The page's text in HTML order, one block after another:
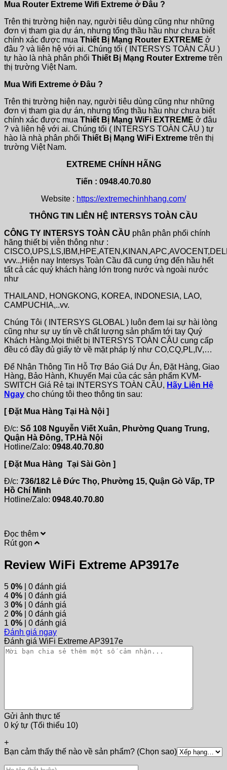
Mua Router Extreme Wifi Extreme ở Đâu ?
Trên thị trường hiện nay, người tiêu dùng cũng như những
đơn vị tham gia dự án, nhưng tổng thầu hầu như chưa biết
chính xác được mua Thiết Bị Mạng Router EXTREME ở
đâu ? và liên hệ với ai. Chúng tối ( INTERSYS TOÀN CẦU )
tự hào là nhà phân phối Thiết Bị Mạng Router Extreme trên
thị trường Việt Nam.
Mua Wifi Extreme ở Đâu ?
Trên thị trường hiện nay, người tiêu dùng cũng như những
đơn vị tham gia dự án, nhưng tổng thầu hầu như chưa biết
chính xác được mua Thiết Bị Mạng WiFi EXTREME ở đâu
? và liên hệ với ai. Chúng tối ( INTERSYS TOÀN CẦU ) tự
hào là nhà phân phối Thiết Bị Mạng WiFi Extreme trên thị
trường Việt Nam.
EXTREME CHÍNH HÃNG
Tiến : 0948.40.70.80
Website : https://extremechinhhang.com/
THÔNG TIN LIÊN HỆ INTERSYS TOÀN CẦU
CÔNG TY INTERSYS TOÀN CẦU phân phân phối chính
hãng thiết bị viễn thông như :
vvv..,Hiện nay Intersys Toàn Cầu đã cung ứng đến hầu hết
tất cả các quý khách hàng lớn trong nước và ngoài nước
như
THAILAND, HONGKONG, KOREA, INDONESIA, LAO,
CAMPUCHIA,..vv.
Chúng Tôi ( INTERSYS GLOBAL ) luôn đem lại sự hài lòng
cũng như sự uy tín về chất lượng sản phẩm tới tay Quý
Khách Hàng.Mọi thiết bị INTERSYS TOÀN CẦU cung cấp
đều có đầy đủ giấy tờ về mặt pháp lý như CO,CQ,PL,IV,…
Để Nhận Thông Tin Hỗ Trợ Báo Giá Dự Án, Đặt Hàng, Giao
Hàng, Bảo Hành, Khuyến Mại của các sản phẩm KVM-
SWITCH Giá Rẻ tại INTERSYS TOÀN CẦU, Hãy Liên Hệ
Ngay cho chúng tôi theo thông tin sau:
[ Đặt Mua Hàng Tại Hà Nội ]
Đ/c: Số 108 Nguyễn Viết Xuân, Phường Quang Trung,
Quận Hà Đông, TP.Hà Nội
Hotline/Zalo: 0948.40.70.80
[ Đặt Mua Hàng Tại Sài Gòn ]
Đ/c: 736/182 Lê Đức Thọ, Phường 15, Quận Gò Vấp, TP
Hồ Chí Minh
Hotline/Zalo: 0948.40.70.80
Đọc thêm
Rút gọn
Review WiFi Extreme AP3917e
5 0% | 0 đánh giá
4 0% | 0 đánh giá
3 0% | 0 đánh giá
2 0% | 0 đánh giá
1 0% | 0 đánh giá
Đánh giá ngay
Đánh giá WiFi Extreme AP3917e
Gửi ảnh thực tế
0 ký tự (Tối thiểu 10)
+
Bạn cảm thấy thế nào về sản phẩm? (Chọn sao)